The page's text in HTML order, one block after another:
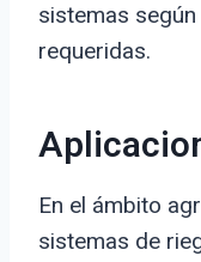
sistemas
requeridas.
En el ámbito
sistemas de